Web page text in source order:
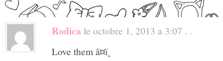
Rodica le octobre 1, 2013 a 3:07 . .
Love them â¤ï¸